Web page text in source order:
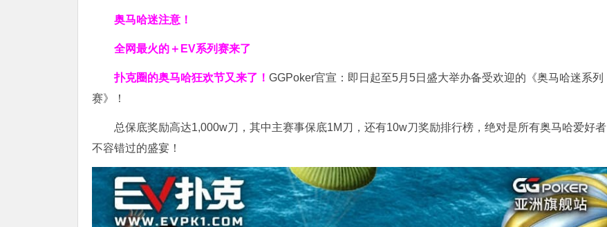
奥马哈迷注意！
全网最火的＋EV系列赛来了
扑克圈的奥马哈狂欢节又来了！ GGPoker官宣：即日起至5月5日盛大举办备受欢迎的《奥马哈迷系列
赛》！
总保底奖励高达1,000w刀，其中主赛事保底1M刀，还有10w刀奖励排行榜，绝对是所有奥马哈爱好者
不容错过的盛宴！